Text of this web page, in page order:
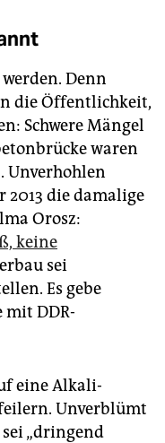
Denn
die Öffentlichkeit,
Schwere Mängel
waren
Unverhohlen
2013 die damalige
Orosz:
keine
sei
Es gebe
mit DDR-
eine Alkali-
Unverblümt
„dringend